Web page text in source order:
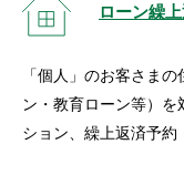
ローン繰
「個人」のお客さま
ン・教育ローン等）
ション、繰上返済予約